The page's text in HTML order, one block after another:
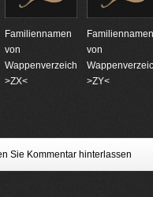
Familiennamen
von
Wappenverzeichnungen
>ZX<
Familiennamen
von
>ZY<
Sie Kommentar hinterlassen